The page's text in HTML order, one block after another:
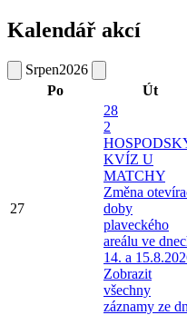
Kalendář akcí
Srpen2026
Po
Út
27
28
2
KVÍZ U
MATCHY
Změna
doby
plaveckého
areálu ve
14. a
Zobrazit
všechny
záznamy ze